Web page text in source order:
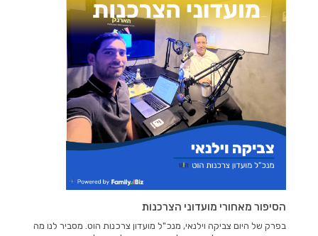
הסיפור מאחורי מועדוני הצרכנות
בפרק של היום צביקה וילנאי, מנכ"ל מועדון צרכנות הוט. מסביר לנו מה